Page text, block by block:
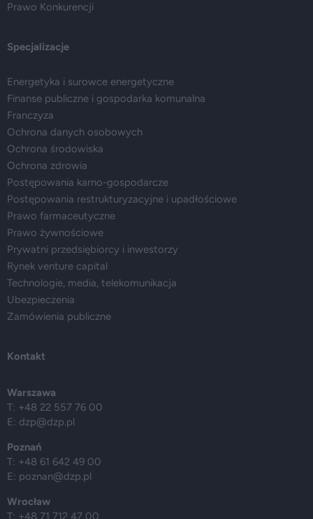
Prawo Konkurencji
Specjalizacje
Energetyka i surowce energetyczne
Finanse publiczne i gospodarka komunalna
Franczyza
Ochrona danych osobowych
Ochrona środowiska
Ochrona zdrowia
Postępowania karno-gospodarcze
Postępowania restrukturyzacyjne i upadłościowe
Prawo farmaceutyczne
Prawo żywnościowe
Prywatni przedsiębiorcy i inwestorzy
Rynek venture capital
Technologie, media, telekomunikacja
Ubezpieczenia
Zamówienia publiczne
Kontakt
Warszawa
T: +48 22 557 76 00
E: dzp@dzp.pl
Poznań
T: +48 61 642 49 00
E: poznan@dzp.pl
Wrocław
T: +48 71 712 47 00